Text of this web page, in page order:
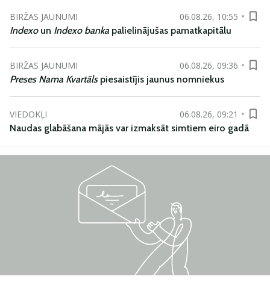
BIRŽAS JAUNUMI
06.08.26, 10:55
Indexoun Indexo banka palielinājušas pamatkapitālu
BIRŽAS JAUNUMI
06.08.26, 09:36
Preses Nama Kvartāls piesaistījis jaunus nomniekus
VIEDOKĻI
06.08.26, 09:21
Naudas glabāšana mājās var izmaksāt simtiem eiro gadā